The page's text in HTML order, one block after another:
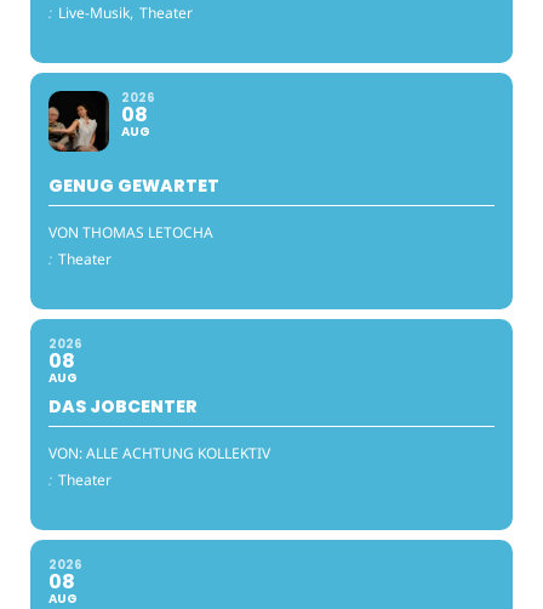
: Live-Musik, Theater
2026
08
AUG
GENUG GEWARTET
VON THOMAS LETOCHA
: Theater
2026
08
AUG
DAS JOBCENTER
VON: ALLE ACHTUNG KOLLEKTIV
: Theater
2026
08
AUG